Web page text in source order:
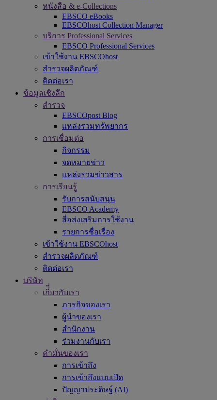
หนังสือ & e-Collections
EBSCO eBooks
EBSCOhost Collection Manager
บริการ Professional Services
EBSCO Professional Services
เข้าใช้งาน EBSCOhost
สำรวจผลิตภัณฑ์
ติดต่อเรา
ข้อมูลเชิงลึก
สำรวจ
EBSCOpost Blog
แหล่งรวมทรัพยากร
การเชื่อมต่อ
กิจกรรม
จดหมายข่าว
แหล่งรวมข่าวสาร
การเรียนรูู้
รับการสนับสนุน
EBSCO Academy
สื่อส่งเสริมการใช้งาน
รายการชื่อเรื่อง
เข้าใช้งาน EBSCOhost
สำรวจผลิตภัณฑ์
ติดต่อเรา
บริษัท
เกี่ี่ยวกับเรา
ภารกิจของเรา
ผู้นำของเรา
สำนักงาน
ร่วมงานกับเรา
คำมั่นของเรา
การเข้าถึง
การเข้าถึงแบบเปิด
ปัญญาประดิษฐ์ (AI)